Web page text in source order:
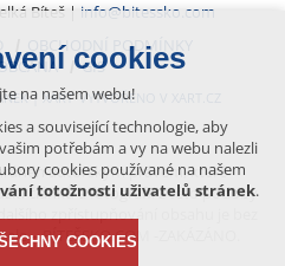
Bíteš | info@bitessko.com
OBCHODNÍ PODMÍNKY
GIS
VYTVOŘENO V XART.CZ
autorským právem, které
článků a fotografií z této podoby
– BÍTEŠSKO.COM -ZAKÁZÁNO.
cookies
na našem webu!
a související technologie, aby
potřebám a vy na webu nalezli
cookies používané na našem
totožnosti uživatelů stránek.
COOKIES